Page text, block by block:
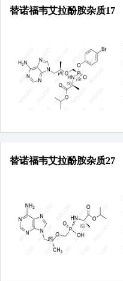
替诺福韦艾拉酚胺杂质17
替诺福韦艾拉酚胺杂质27